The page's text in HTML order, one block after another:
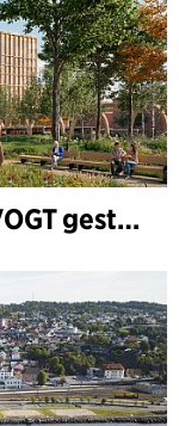
C.F. Møller Architects und VOGT gestalten die Zukunft von Hamburg-Altona